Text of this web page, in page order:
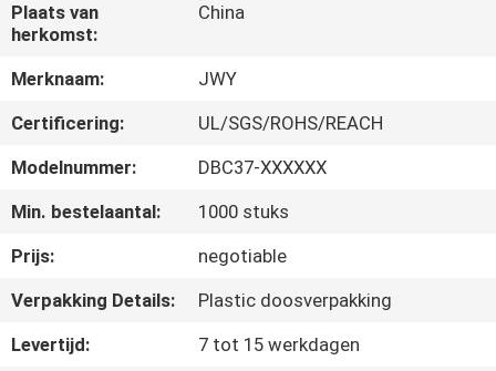
ONS
FABRIEKSREIS
KWALITEITSCONTROLE
CONTACTEER
ONS
VERZOEK
Plaats van
herkomst:
China
Merknaam:
JWY
Certificering:
UL/SGS/ROHS/REACH
Modelnummer:
DBC37-XXXXXX
Min. bestelaantal:
1000 stuks
Prijs:
negotiable
Verpakking Details:
Plastic doosverpakking
Levertijd:
7 tot 15 werkdagen